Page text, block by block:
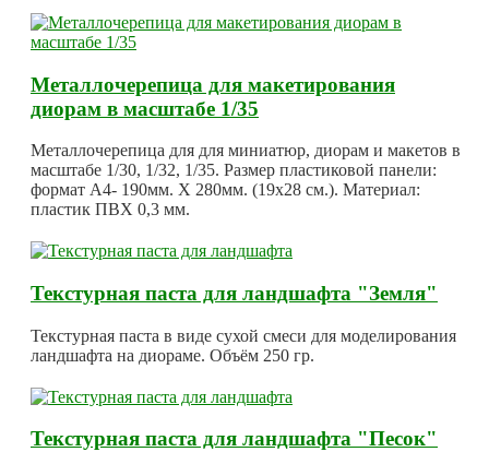
Металлочерепица для макетирования
диорам в масштабе 1/35
Металлочерепица для для миниатюр, диорам и макетов в
масштабе 1/30, 1/32, 1/35. Размер пластиковой панели:
формат А4- 190мм. Х 280мм. (19х28 см.). Материал:
пластик ПВХ 0,3 мм.
Текстурная паста для ландшафта "Земля"
Текстурная паста в виде сухой смеси для моделирования
ландшафта на диораме. Объём 250 гр.
Текстурная паста для ландшафта "Песок"